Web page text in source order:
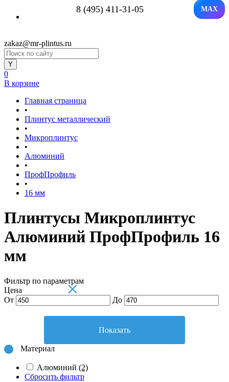
8 (495) 411-31-05 MAX
zakaz@mr-plintus.ru
0
В корзине
Главная страница
•
Плинтус металлический
•
Микроплинтус
•
Алюминий
•
ПрофПрофиль
•
16 мм
Плинтусы Микроплинтус
Алюминий ПрофПрофиль 16
мм
Фильтр по параметрам
×
Цена
От
До
Показать
Материал
Алюминий (2)
Сбросить фильтр